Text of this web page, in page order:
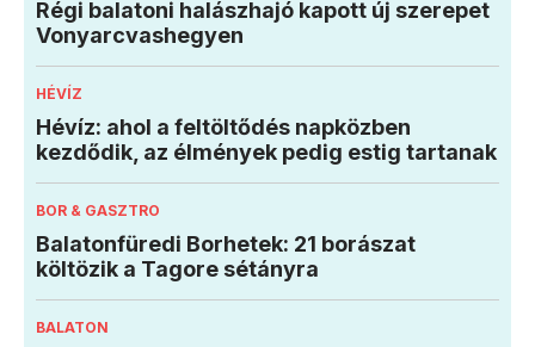
Régi balatoni halászhajó kapott új szerepet
Vonyarcvashegyen
HÉVÍZ
Hévíz: ahol a feltöltődés napközben
kezdődik, az élmények pedig estig tartanak
BOR & GASZTRO
Balatonfüredi Borhetek: 21 borászat
költözik a Tagore sétányra
BALATON